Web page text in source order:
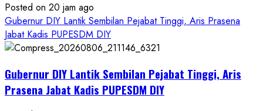
Posted on 20 jam ago
Gubernur DIY Lantik Sembilan Pejabat Tinggi, Aris Prasena
Jabat Kadis PUPESDM DIY
Gubernur DIY Lantik Sembilan Pejabat Tinggi, Aris
Prasena Jabat Kadis PUPESDM DIY